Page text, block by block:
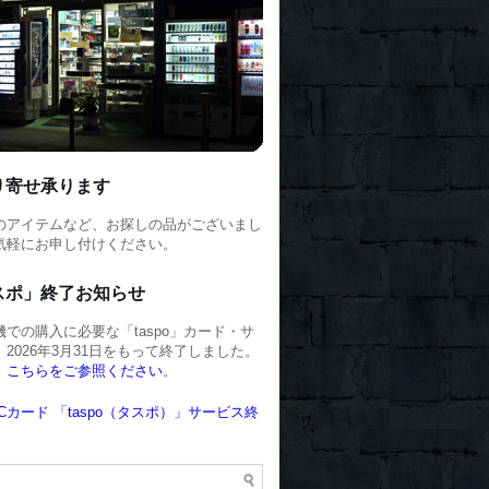
寄せ承ります
アイテムなど、お探しの品がございまし
軽にお申し付けください。
ポ」終了お知らせ
での購入に必要な「taspo」カード・サ
2026年3月31日をもって終了しました。
こちらをご参照ください。
カード 「taspo（タスポ）」サービス終